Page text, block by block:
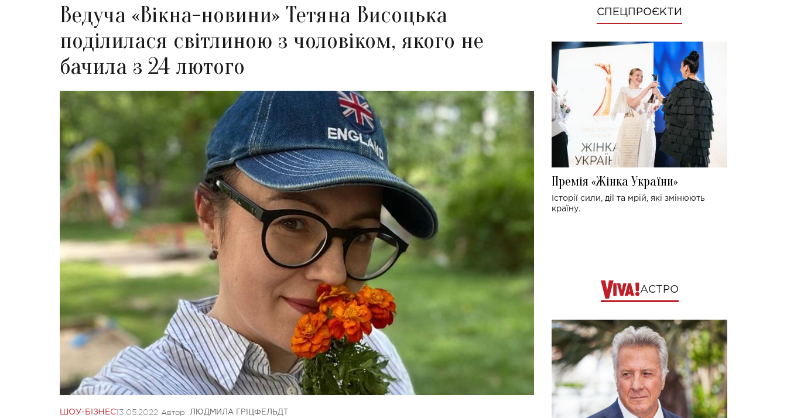
Ведуча «Вікна-новини» Тетяна Висоцька
поділилася світлиною з чоловіком, якого не
бачила з 24 лютого
ШОУ-БІЗНЕС13.05.2022 Автор: ЛЮДМИЛА ГРІЦФЕЛЬДТ
СПЕЦПРОЄКТИ
Премія «Жінка України»
Історії сили, дії та мрій, які змінюють
країну.
АСТРО